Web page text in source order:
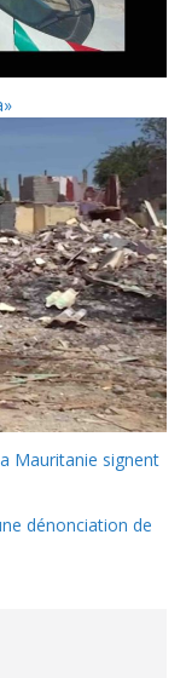
Mauritanie signent
dénonciation de